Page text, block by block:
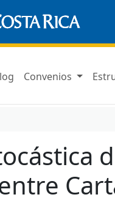
Convenios